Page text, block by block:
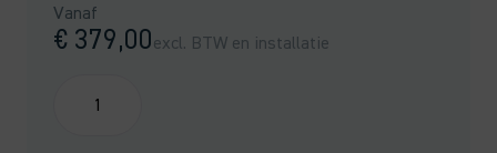
Vanaf
€ 379,00excl. BTW en installatie